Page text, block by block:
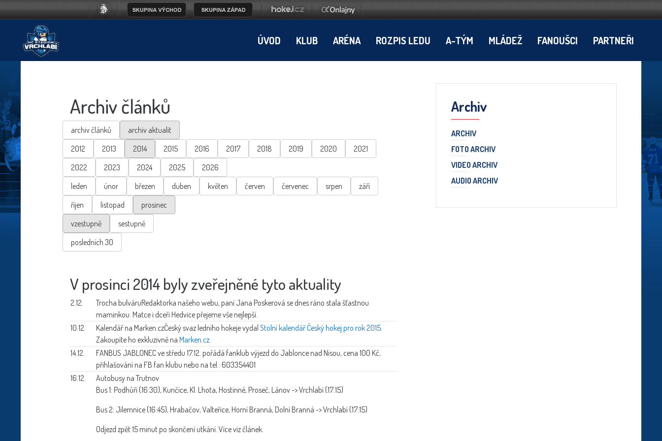
ÚVOD KLUB ARÉNA ROZPIS LEDU A-TÝM MLÁDEŽ FANOUŠCI PARTNEŘI
Archiv článků
archiv článků
archiv aktualit
2012
2013 2014 2015 2016 2017 2018 2019 2020
2021
2022
2023 2024 2025
2026
leden
únor březen duben květen červen červenec srpen
září
říjen
listopad
prosinec
vzestupně
sestupně
posledních 30
V prosinci 2014 byly zveřejněné tyto aktuality
2.12. Trocha bulváruRedaktorka našeho webu, paní Jana Poskerová se dnes ráno stala šťastnou
maminkou. Matce i dceři Hedvice přejeme vše nejlepší.
10.12.
Kalendář na Marken.czČeský svaz ledního hokeje vydal Stolní kalendář Český hokej pro rok 2015
Zakoupíte ho exkluzivně na Marken.cz
14.12.
FANBUS JABLONECve středu 17.12. pořádá fanklub výjezd do Jablonce nad Nisou, cena 100 Kč,
přihlašování na FB fan klubu nebo na tel.: 603354401
16.12.
Autobusy na Trutnov
Bus 1: Podhůří (16:30), Kunčice, Kl. Lhota, Hostinné, Proseč, Lánov -> Vrchlabí (17:15)
Bus 2: Jilemnice (16:45), Hrabačov, Valteřice, Horní Branná, Dolní Branná -> Vrchlabí (17:15)
Odjezd zpět 15 minut po skončení utkání. Více viz článek.
Archiv
ARCHIV
FOTO ARCHIV
VIDEO ARCHIV
AUDIO ARCHIV